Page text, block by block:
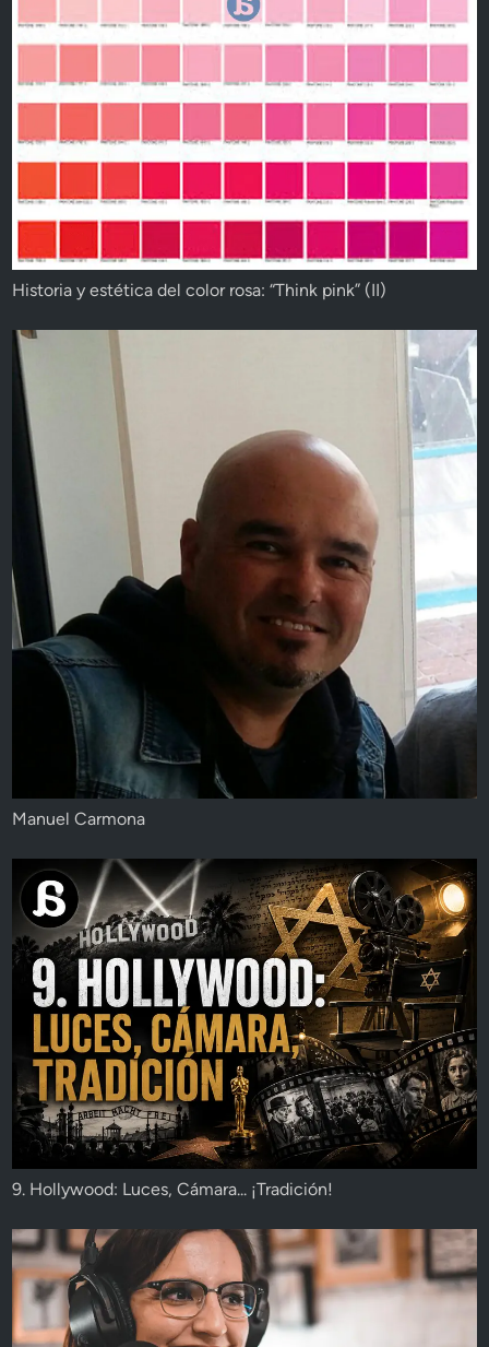
Historia y estética del color rosa: “Think pink” (II)
Manuel Carmona
9. Hollywood: Luces, Cámara... ¡Tradición!